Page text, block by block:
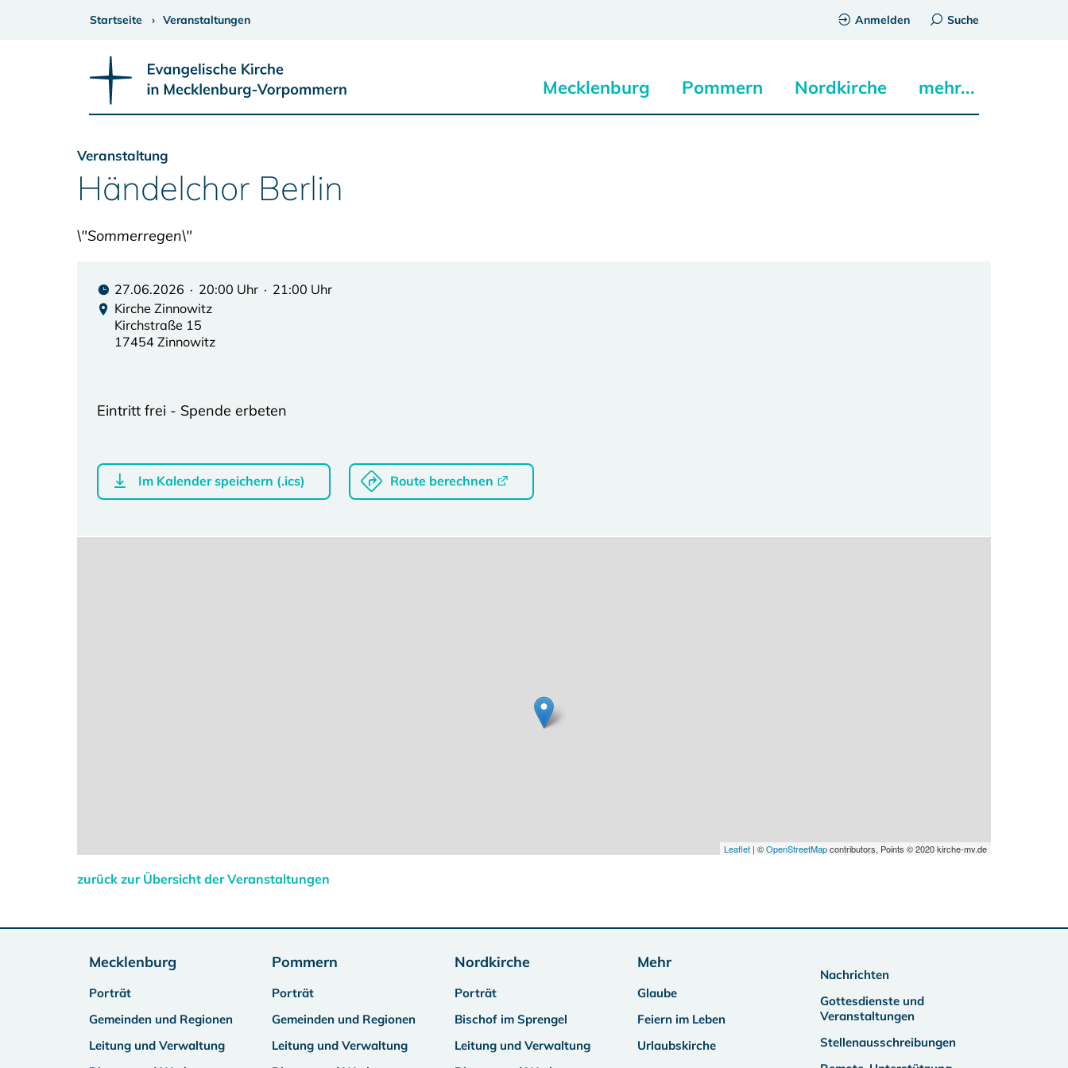
Startseite Veranstaltungen Anmelden Suche
Mecklenburg Pommern Nordkirche mehr...
Veranstaltung
Händelchor Berlin
\"Sommerregen\"
27.06.2026 · 20:00 Uhr · 21:00 Uhr
Kirche Zinnowitz
Kirchstraße 15
17454 Zinnowitz
Eintritt frei - Spende erbeten
Im Kalender speichern (.ics) Route berechnen
Leaflet | ©OpenStreetMapcontributors, Points © 2020 kirche-mv.de
zurück zur Übersicht der Veranstaltungen
Mecklenburg
Porträt
Gemeinden und Regionen
Leitung und Verwaltung
Pommern
Porträt
Gemeinden und Regionen
Leitung und Verwaltung
Nordkirche
Porträt
Bischof im Sprengel
Leitung und Verwaltung
Mehr
Glaube
Feiern im Leben
Urlaubskirche
Nachrichten
Gottesdienste und
Veranstaltungen
Stellenausschreibungen